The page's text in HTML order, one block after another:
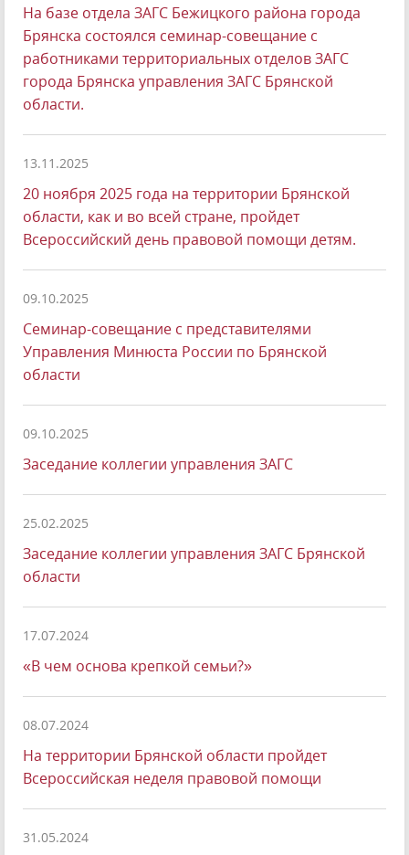
На базе отдела ЗАГС Бежицкого района города
Брянска состоялся семинар-совещание с
работниками территориальных отделов ЗАГС
города Брянска управления ЗАГС Брянской
области.
13.11.2025
20 ноября 2025 года на территории Брянской
области, как и во всей стране, пройдет
Всероссийский день правовой помощи детям.
09.10.2025
Семинар-совещание с представителями
Управления Минюста России по Брянской
области
09.10.2025
Заседание коллегии управления ЗАГС
25.02.2025
Заседание коллегии управления ЗАГС Брянской
области
17.07.2024
«В чем основа крепкой семьи?»
08.07.2024
На территории Брянской области пройдет
Всероссийская неделя правовой помощи
31.05.2024